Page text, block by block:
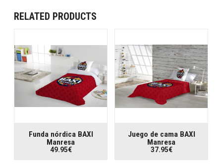
RELATED PRODUCTS
Funda nórdica BAXI
Manresa
49.95€
Juego de cama BAXI
Manresa
37.95€